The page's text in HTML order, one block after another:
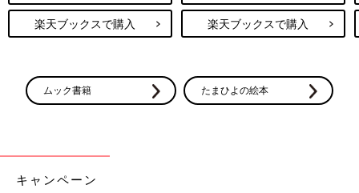
楽天ブックスで購入 楽天ブックスで購入
ムック書籍 たまひよの絵本
キャンペーン